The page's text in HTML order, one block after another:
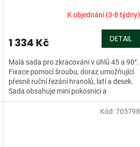
K objednání (3-8 týdny)
1 334 Kč DETAIL
Malá sada pro zkracování v úhlů 45 a 90°.
Fixace pomocí šroubu, doraz umožňující
přesně ruční řezání hranolů, latí a desek.
Sada obsahuje mini pokosnici a
odpovídající pilu...
Kód:705798